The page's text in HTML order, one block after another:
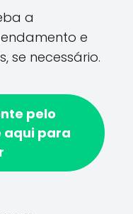
a
e
se necessário.
pelo
aqui para